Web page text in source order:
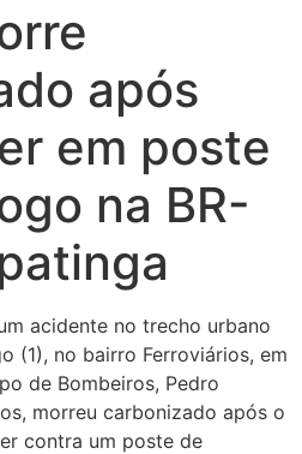
após
em poste
na BR-
acidente no trecho urbano
(1), no bairro Ferroviários, em
de Bombeiros, Pedro
morreu carbonizado após o
contra um poste de